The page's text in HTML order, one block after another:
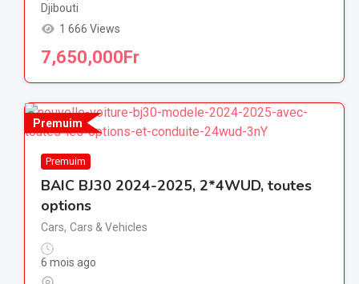
Djibouti
1 666 Views
7,650,000Fr
Premuim
Premuim
BAIC BJ30 2024-2025, 2*4WUD, toutes
options
Cars, Cars & Vehicles
6 mois ago